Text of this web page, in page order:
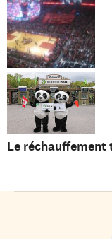
Le réchauffement